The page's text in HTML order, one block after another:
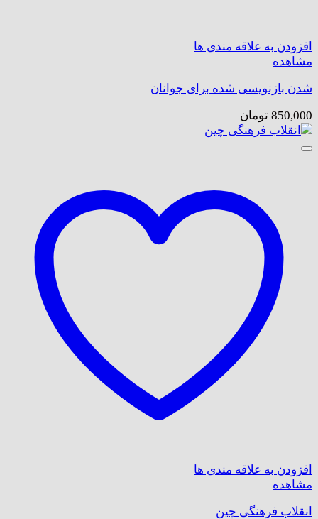
افزودن به علاقه مندی ها
مشاهده
شدن بازنویسی شده برای جوانان
850,000 تومان
افزودن به علاقه مندی ها
مشاهده
انقلاب فرهنگی چین